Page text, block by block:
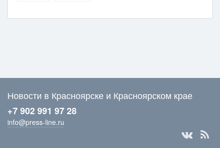
Новости в Красноярске и Красноярском крае
+7 902 991 97 28
info@press-line.ru